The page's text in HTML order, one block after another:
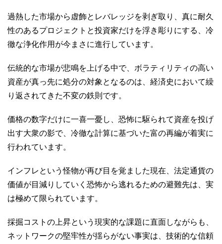
過熱した市場から虚飾とレバレッジを剥ぎ取り、真に耐久
性のあるプロジェクトと投資家だけを浮き彫りにする、冷
徹な浄化作用が今まさに進行しています。
伝統的な市場が悲鳴を上げる中で、ボラティリティの高い
資産が真っ先に処分の対象となるのは、経済史において繰
り返されてきた不変の鉄則です。
価格の数字だけに一喜一憂し、恐怖に駆られて資産を投げ
出す大衆の影で、冷徹な計算に基づいた富の再編が着実に
行われています。
インフレという怪物が再び目を覚ました現在、法定通貨の
価値が目減りしていく恐怖から逃れるための避難先は、実
は極めて限られています。
採掘コストの上昇という現実的な課題に直面しながらも、
ネットワークの堅牢性が揺らがない事実は、技術的な信頼